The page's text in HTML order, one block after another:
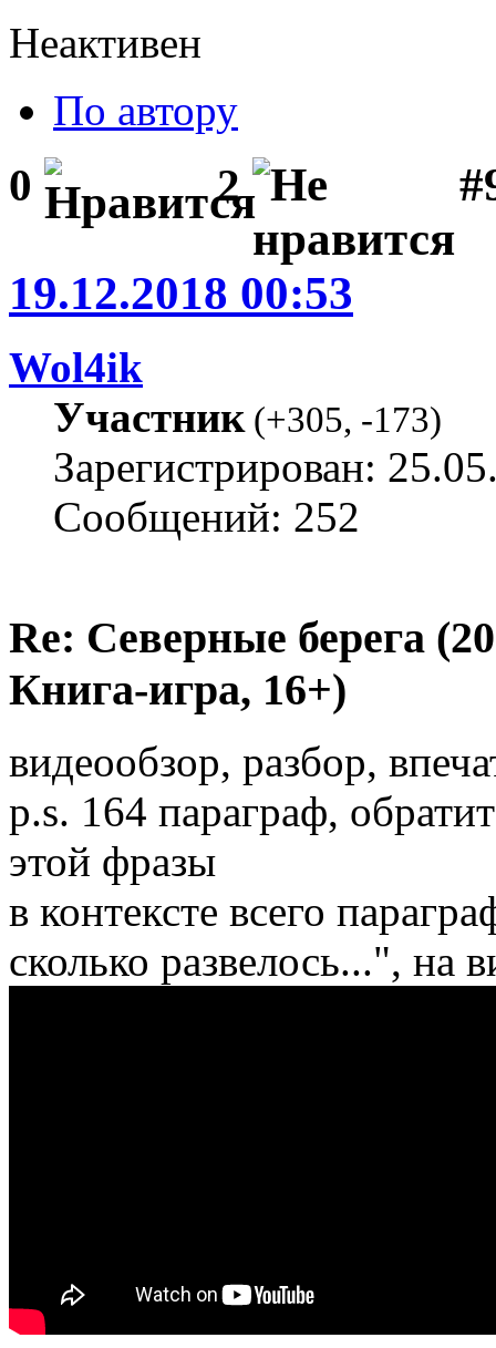
Неактивен
По автору
0 2
19.12.2018 00:53
Wol4ik
Участник(+305, -173)
Зарегистрирован:
Сообщений: 252
Re: Северные берега
Книга-игра, 16+)
видеообзор, разбор,
p.s. 164 параграф,
этой фразы
в контексте всего
сколько развелось...", на